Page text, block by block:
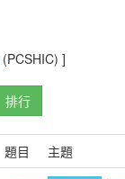
(PCSHIC) ]
排行
題目
主題